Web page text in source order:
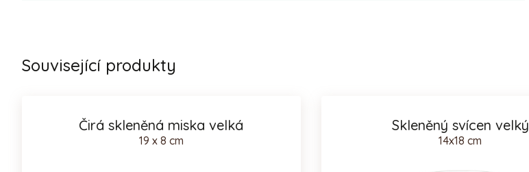
Související produkty
Čirá skleněná miska velká
19 x 8 cm
Skleněný svícen velký
14x18 cm